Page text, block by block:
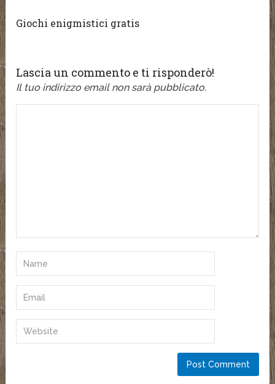
Giochi enigmistici gratis
Lascia un commento e ti risponderò!
Il tuo indirizzo email non sarà pubblicato.